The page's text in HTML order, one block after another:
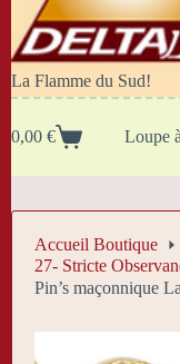
La Flamme du Sud!
Panier
0,00 € Loupe
Accueil Boutique
27- Stricte
Pin’s maçonnique